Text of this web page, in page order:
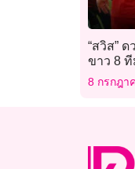
“สวิส”
ขาว 8
8 กรกฎา